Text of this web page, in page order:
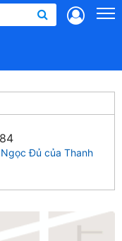
Đủ của Thanh